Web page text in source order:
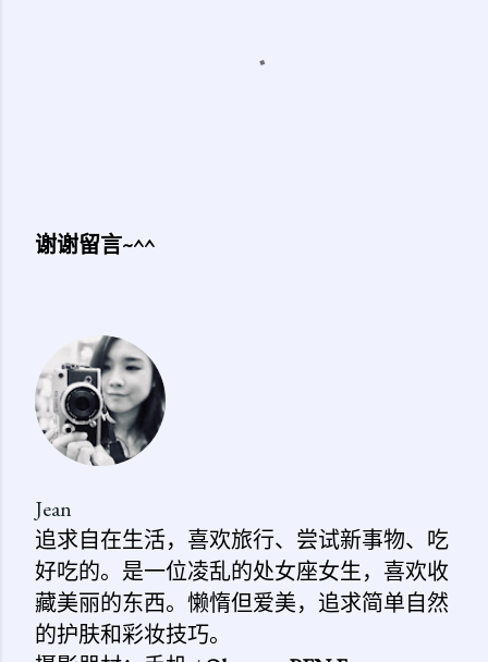
论
谢谢留言~^^
Jean
追求自在生活，喜欢旅行、尝试新事物、吃
好吃的。是一位凌乱的处女座女生，喜欢收
藏美丽的东西。懒惰但爱美，追求简单自然
的护肤和彩妆技巧。